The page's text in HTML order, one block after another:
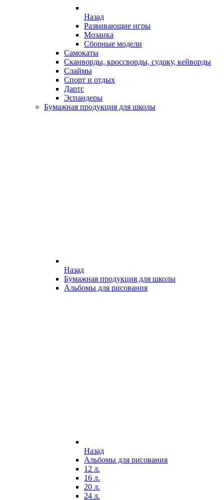
Назад
Развивающие игры
Мозаика
Сборные модели
Самокаты
Сканворды, кроссворды, судоку, кейворды
Слаймы
Спорт и отдых
Дартс
Эспандеры
Бумажная продукция для школы
Назад
Бумажная продукция для школы
Альбомы для рисования
Назад
Альбомы для рисования
12 л.
16 л.
20 л.
24 л.